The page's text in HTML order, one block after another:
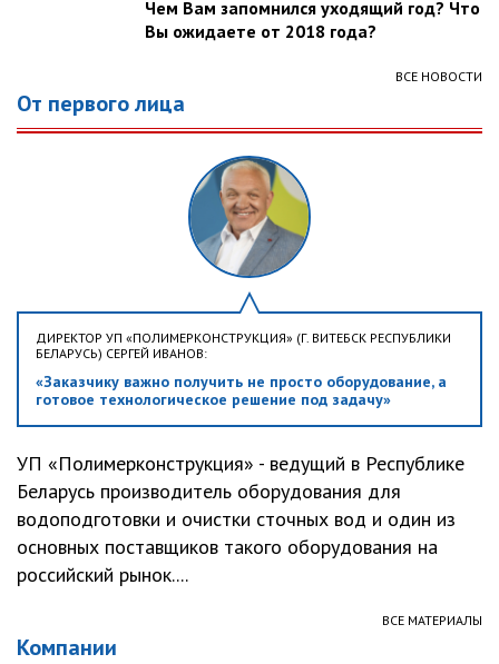
Чем Вам запомнился уходящий год? Что
Вы ожидаете от 2018 года?
ВСЕ НОВОСТИ
От первого лица
ДИРЕКТОР УП «ПОЛИМЕРКОНСТРУКЦИЯ» (Г. ВИТЕБСК РЕСПУБЛИКИ
БЕЛАРУСЬ) СЕРГЕЙ ИВАНОВ:
«Заказчику важно получить не просто оборудование, а
готовое технологическое решение под задачу»
УП «Полимерконструкция» - ведущий в Республике
Беларусь производитель оборудования для
водоподготовки и очистки сточных вод и один из
основных поставщиков такого оборудования на
российский рынок....
ВСЕ МАТЕРИАЛЫ
Компании